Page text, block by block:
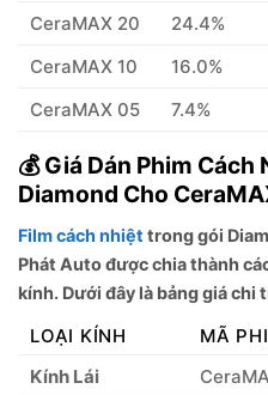
CeraMAX 20
24.4%
CeraMAX 10
16.0%
CeraMAX 05
7.4%
💰 Giá Dán Phim
Diamond Cho
Film cách nhiệt trong gói
Phát Autođược chia thành
kính. Dưới đây là bảng giá chi
LOẠI KÍNH
MÃ
Kính Lái